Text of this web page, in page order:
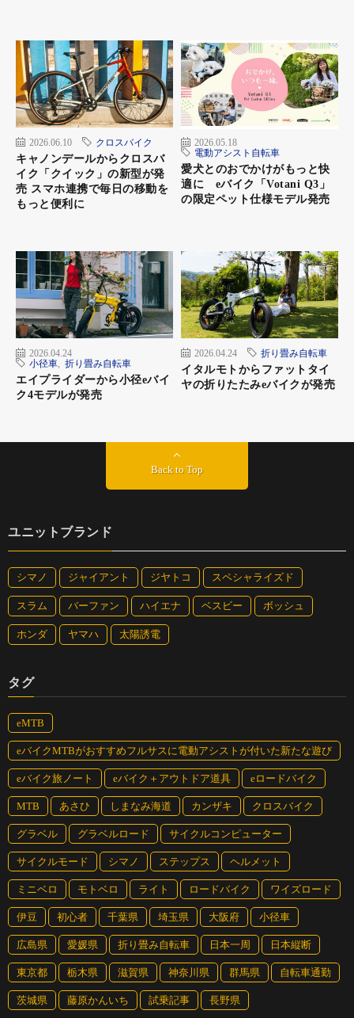
ヤマハ発動機 カスタマーコミュニケーションセンター
フリーダイヤル 0120-090-819
2026.06.10 クロスバイク
キャノンデールからクロスバ
イク「クイック」の新型が発
売 スマホ連携で毎日の移動を
もっと便利に
2026.05.18
電動アシスト自転車
愛犬とのおでかけがもっと快
適に eバイク「Votani Q3」
の限定ペット仕様モデル発売
2026.04.24
小径車
折り畳み自転車
エイプライダーから小径eバイ
ク4モデルが発売
2026.04.24 折り畳み自転車
イタルモトからファットタイ
ヤの折りたたみeバイクが発売
Back to Top
ユニットブランド
シマノ ジャイアント ジヤトコ スペシャライズド
スラム バーファン ハイエナ ベスビー ボッシュ
ホンダ ヤマハ 太陽誘電
タグ
eMTB
eバイクMTBがおすすめフルサスに電動アシストが付いた新たな遊び
eバイク旅ノート eバイク＋アウトドア道具 eロードバイク
MTB あさひ しまなみ海道 カンザキ クロスバイク
グラベル グラベルロード サイクルコンピューター
サイクルモード シマノ ステップス ヘルメット
ミニベロ モトベロ ライト ロードバイク ワイズロード
伊豆 初心者 千葉県 埼玉県 大阪府 小径車
広島県 愛媛県 折り畳み自転車 日本一周 日本縦断
東京都 栃木県 滋賀県 神奈川県 群馬県 自転車通勤
茨城県 藤原かんいち 試乗記事 長野県